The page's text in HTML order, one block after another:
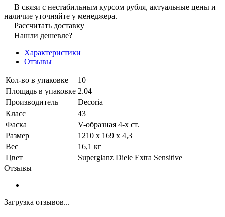
В связи с нестабильным курсом рубля, актуальные цены и
наличие уточняйте у менеджера.
Рассчитать доставку
Нашли дешевле?
Характеристики
Отзывы
Кол-во в упаковке
10
Площадь в упаковке 2.04
Производитель
Decoria
Класс
43
Фаска
V-образная 4-х ст.
Размер
1210 x 169 x 4,3
Вес
16,1 кг
Цвет
Superglanz Diele Extra Sensitive
Отзывы
Загрузка отзывов...